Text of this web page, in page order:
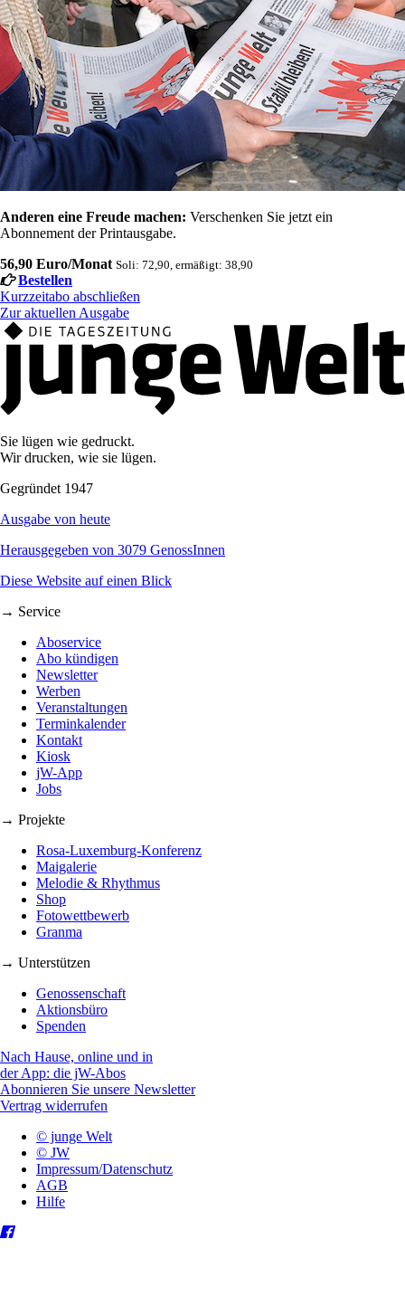
Anderen eine Freude machen: Verschenken Sie jetzt ein
Abonnement der Printausgabe.
56,90 Euro/Monat Soli: 72,90, ermäßigt: 38,90
Bestellen
Kurzzeitabo abschließen
Zur aktuellen Ausgabe
Sie lügen wie gedruckt.
Wir drucken, wie sie lügen.
Gegründet 1947
Ausgabe von heute
Herausgegeben von 3079 GenossInnen
Diese Website auf einen Blick
→ Service
Aboservice
Abo kündigen
Newsletter
Werben
Veranstaltungen
Terminkalender
Kontakt
Kiosk
jW-App
Jobs
→ Projekte
Rosa-Luxemburg-Konferenz
Maigalerie
Melodie & Rhythmus
Shop
Fotowettbewerb
Granma
→ Unterstützen
Genossenschaft
Aktionsbüro
Spenden
Nach Hause, online und in
der App: die jW-Abos
Abonnieren Sie unsere Newsletter
Vertrag widerrufen
© junge Welt
© JW
Impressum/Datenschutz
AGB
Hilfe